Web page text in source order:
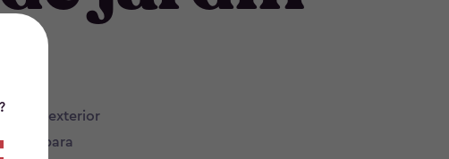
exterior
para